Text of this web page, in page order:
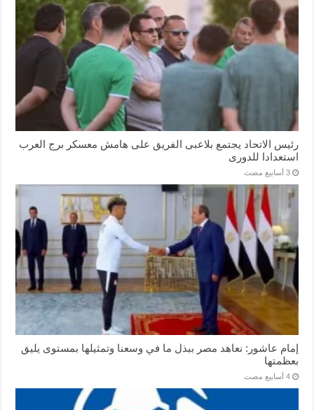
رئيس الاتحاد يجتمع بلاعبى الفريق على هامش معسكر برج العرب
استعدادا للدورى
‏3 أسابيع مضت
إمام عاشور: نعاهد مصر ببذل ما في وسعنا وتمثيلها بمستوى يليق
بعظمتها
‏4 أسابيع مضت